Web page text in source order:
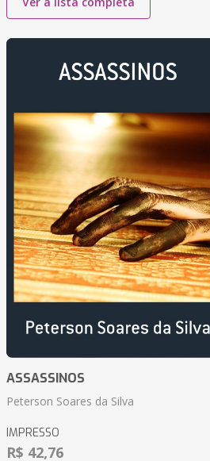
ASSASSINOS
Peterson Soares da Silva
IMPRESSO
R$ 42,76